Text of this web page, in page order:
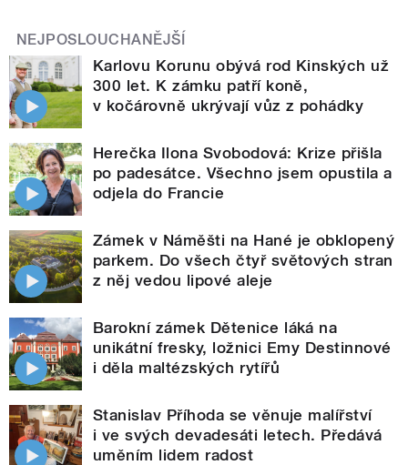
NEJPOSLOUCHANĚJŠÍ
Karlovu Korunu obývá rod Kinských už
300 let. K zámku patří koně,
v kočárovně ukrývají vůz z pohádky
Herečka Ilona Svobodová: Krize přišla
po padesátce. Všechno jsem opustila a
odjela do Francie
Zámek v Náměšti na Hané je obklopený
parkem. Do všech čtyř světových stran
z něj vedou lipové aleje
Barokní zámek Dětenice láká na
unikátní fresky, ložnici Emy Destinnové
i děla maltézských rytířů
Stanislav Příhoda se věnuje malířství
i ve svých devadesáti letech. Předává
uměním lidem radost